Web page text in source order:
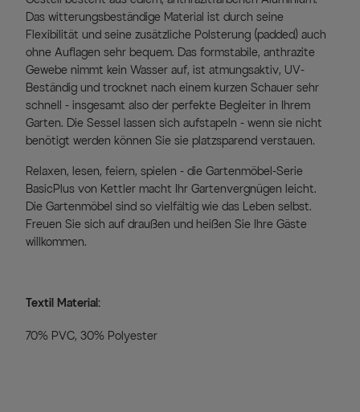
Das witterungsbeständige Material ist durch seine
Flexibilität und seine zusätzliche Polsterung (padded) auch
ohne Auflagen sehr bequem. Das formstabile, anthrazite
Gewebe nimmt kein Wasser auf, ist atmungsaktiv, UV-
Beständig und trocknet nach einem kurzen Schauer sehr
schnell - insgesamt also der perfekte Begleiter in Ihrem
Garten. Die Sessel lassen sich aufstapeln - wenn sie nicht
benötigt werden können Sie sie platzsparend verstauen.
Relaxen, lesen, feiern, spielen - die Gartenmöbel-Serie
BasicPlus von Kettler macht Ihr Gartenvergnügen leicht.
Die Gartenmöbel sind so vielfältig wie das Leben selbst.
Freuen Sie sich auf draußen und heißen Sie Ihre Gäste
willkommen.
Textil Material:
70% PVC, 30% Polyester